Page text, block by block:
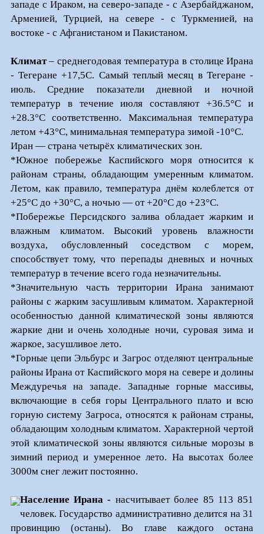
западе с Ираком, на северо-западе - с Азербайджаном,
Арменией, Турцией, на севере - с Туркменией, на
востоке - с Афганистаном и Пакистаном.
Климат– среднегодовая температура в столице Ирана
- Тегеране +17,5С. Самый теплый месяц в Тегеране -
июль. Средние показатели дневной и ночной
температур в течение июля составляют +36.5°С и
+28.3°С соответственно. Максимальная температура
летом +43°С, минимальная температура зимой -10°С.
Иран — страна четырёх климатических зон.
*Южное побережье Каспийского моря относится к
районам страны, обладающим умеренным климатом.
Летом, как правило, температура днём колеблется от
+25°С до +30°С, а ночью — от +20°С до +23°С.
*Побережье Персидского залива обладает жарким и
влажным климатом. Высокий уровень влажности
воздуха, обусловленный соседством с морем,
способствует тому, что перепады дневных и ночных
температур в течение всего года незначительны.
*Значительную часть территории Ирана занимают
районы с жарким засушливым климатом. Характерной
особенностью данной климатической зоны являются
жаркие дни и очень холодные ночи, суровая зима и
жаркое, засушливое лето.
*Горные цепи Эльбурс и Загрос отделяют центральные
районы Ирана от Каспийского моря на севере и долины
Междуречья на западе. Западные горные массивы,
включающие в себя горы Центрального плато и всю
горную систему Загроса, относятся к районам страны,
обладающим холодным климатом. Характерной чертой
этой климатической зоны являются сильные морозы в
зимний период и умеренное лето. На высотах более
3000м снег лежит постоянно.
Население Ирана - насчитывает более 85 113 851
человек. Государство административно делится на 31
провинцию (останы). Во главе каждого остана